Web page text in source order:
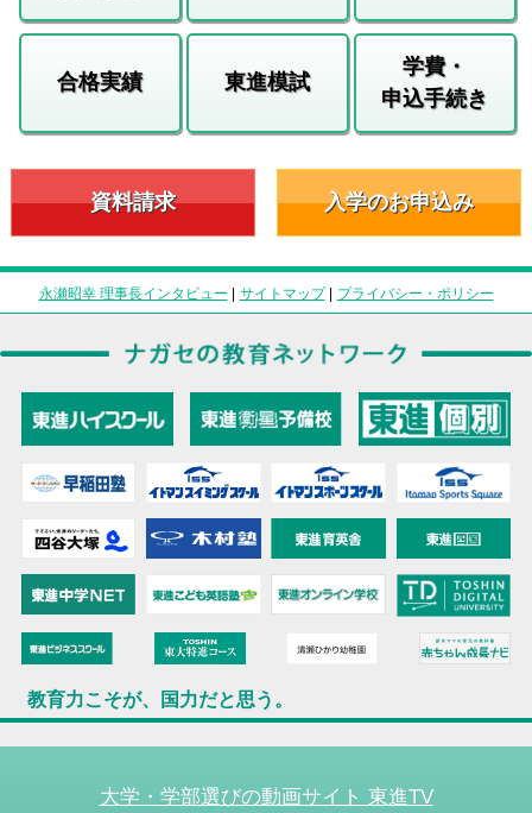
合格実績 東進模試
学費・
申込手続き
資料請求 入学のお申込み
永瀬昭幸 理事長インタビュー | サイトマップ| プライバシー・ポリシー
教育力こそが、国力だと思う。
大学・学部選びの動画サイト 東進TV